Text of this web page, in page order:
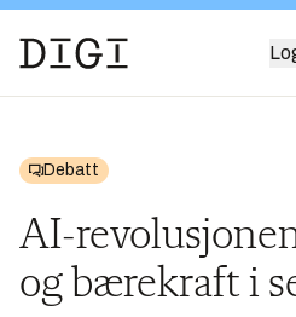
Debatt
AI-
og bærekraft i